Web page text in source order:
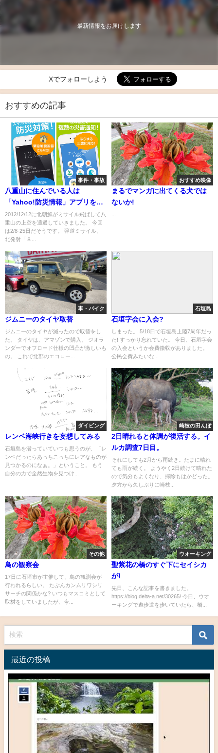
最新情報をお届けします
Xでフォローしよう
おすすめの記事
事件・事故
八重山に住んでいる人は
「Yahoo!防災情報」アプリを入
れておきましょう
2012/12/12に北朝鮮がミサイル飛ばして八
重山の上空を通過していきました。 今回
は2/8-25日だそうです。 弾道ミサイル、
北発射「８...
おすすめ映像
まるでマンガに出てくる犬では
ないか!
車・バイク
ジムニーのタイヤ取替
ジムニーのタイヤが減ったので取替をし
た。 タイヤは、アマゾンで購入。 ジオラ
ンダーでオフロード仕様の凹凸が激しいも
の。 これで北部のエコロー...
石垣島
石垣字会に入会?
しまった。 5/18日で石垣島上陸7周年だっ
た! すっかり忘れていた。 今日、石垣字会
の入会というか会費徴収がありました。
公民会費みたいな...
ダイビング
レンベ海峡行きを妄想してみる
石垣島を潜っていていつも思うのが、「レ
ンベだったらあっちこっちにレアなものが
見つかるのになぁ。」ということ。 もう
自分の力で全然生物を見つけ...
崎枝の田んぼ
2日晴れると体調が復活する。イ
ルカ調査7日目。
それにしても2月から雨続き。たまに晴れ
ても雨が続く。 ようやく2日続けて晴れた
ので気分もよくなり、掃除もはかどった。
夕方から久しぶりに崎枝...
その他
鳥の観察会
17日に石垣市が主催して、鳥の観測会が
行われるらしい。 たぶんカンムリワシリ
サーチの関係かな? いつもマスコミとして
取材をしていましたが、今...
ウオーキング
聖紫花の橋のすぐ下にセイシカ
が!
先日、こんな記事を書きました。
https://blog.delta-a.net/30265/ 今日、ウオ
ーキングで遊歩道を歩いていたら、橋...
最近の投稿